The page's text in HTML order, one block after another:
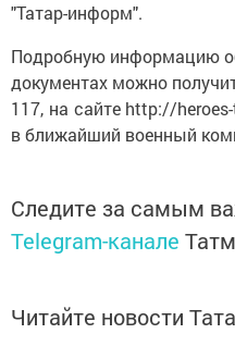
"Татар-информ".
Подробную информацию
документах можно
117, на сайте http://
в ближайший военный
Следите за самым
Telegram-канале
Читайте новости